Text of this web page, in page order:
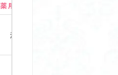
薬用クレンジング
濡れた手OK